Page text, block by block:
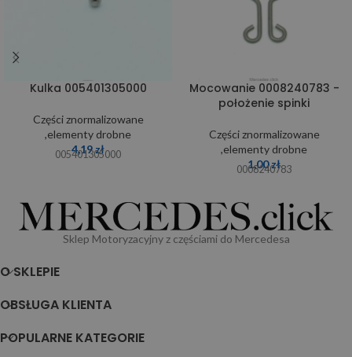
Kulka 005401305000
Części znormalizowane
,elementy drobne
4,19zł
005401305000
Mocowanie 0008240783 -
położenie spinki
Części znormalizowane
,elementy drobne
1,00zł
0008240783
Sklep Motoryzacyjny z częściami do Mercedesa
O SKLEPIE
OBSŁUGA KLIENTA
POPULARNE KATEGORIE